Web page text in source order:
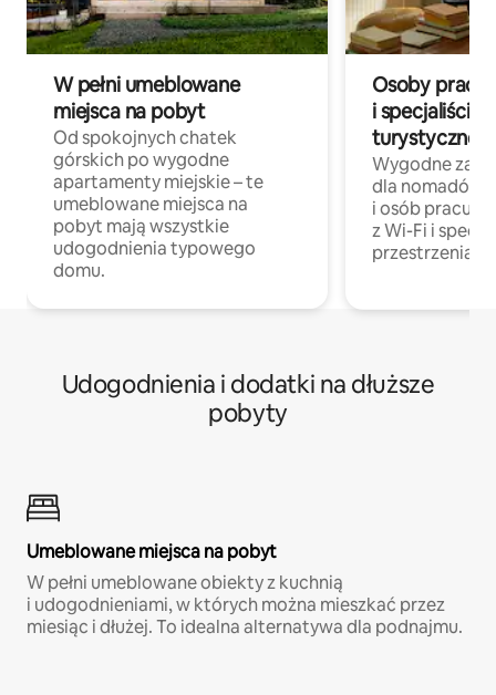
W pełni umeblowane
miejsca na pobyt
Od spokojnych chatek
górskich po wygodne
apartamenty miejskie – te
umeblowane miejsca na
pobyt mają wszystkie
udogodnienia typowego
domu.
Osoby
i specjaliści z
turystycznej
Wygodne
dla nomadów
i osób
z Wi-Fi i
przestrzenią
Udogodnienia i dodatki na dłuższe
pobyty
Umeblowane miejsca na pobyt
W pełni umeblowane obiekty z kuchnią
i udogodnieniami, w których można mieszkać przez
miesiąc i dłużej. To idealna alternatywa dla podnajmu.